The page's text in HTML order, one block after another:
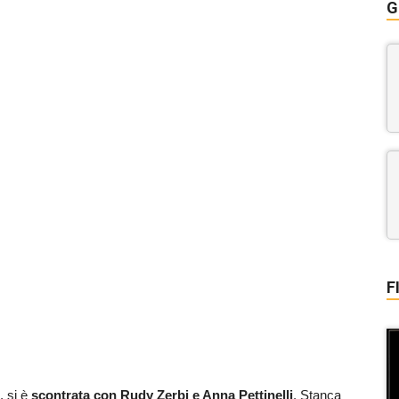
si è scontrata con Rudy Zerbi e Anna Pettinelli. Stanca